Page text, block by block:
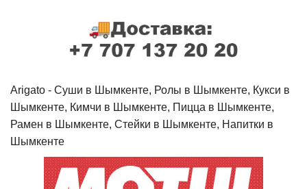
Arigato - Cуши в Шымкенте, Ролы в Шымкенте, Кукси в
Шымкенте, Кимчи в Шымкенте, Пицца в Шымкенте,
Рамен в Шымкенте, Стейки в Шымкенте, Напитки в
Шымкенте